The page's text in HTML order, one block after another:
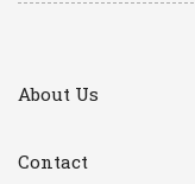
About Us
Contact